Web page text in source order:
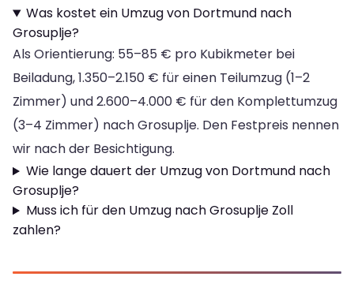
Was kostet ein Umzug von Dortmund nach
Grosuplje?
Als Orientierung: 55–85 € pro Kubikmeter bei
Beiladung, 1.350–2.150 € für einen Teilumzug (1–2
Zimmer) und 2.600–4.000 € für den Komplettumzug
(3–4 Zimmer) nach Grosuplje. Den Festpreis nennen
wir nach der Besichtigung.
Wie lange dauert der Umzug von Dortmund nach
Grosuplje?
Muss ich für den Umzug nach Grosuplje Zoll
zahlen?